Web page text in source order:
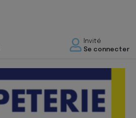
Invité
Se connecter